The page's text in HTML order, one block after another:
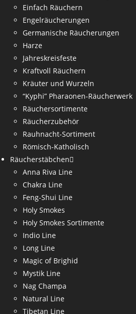
Einfach Räuchern
Engelräucherungen
Germanische Räucherungen
Harze
Jahreskreisfeste
Kraftvoll Räuchern
Kräuter und Wurzeln
“Kyphi” Pharaonen-Räucherwerk
Räuchersortimente
Räucherzubehör
Rauhnacht-Sortiment
Römisch-Katholisch
Räucherstäbchen
Anna Riva Line
Chakra Line
Feng-Shui Line
Holy Smokes
Holy Smokes Sortimente
Indio Line
Long Line
Magic of Brighid
Mystik Line
Nag Champa
Natural Line
Tibetan Line